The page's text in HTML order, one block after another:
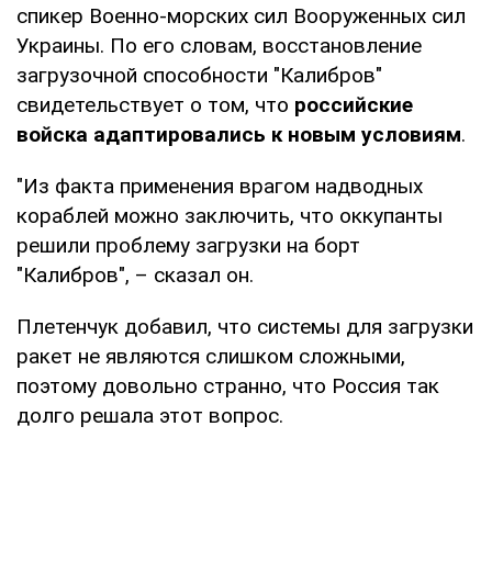
спикер Военно-морских сил Вооруженных сил
Украины. По его словам, восстановление
загрузочной способности "Калибров"
свидетельствует о том, что российские
войска адаптировались к новым условиям.
"Из факта применения врагом надводных
кораблей можно заключить, что оккупанты
решили проблему загрузки на борт
"Калибров", – сказал он.
Плетенчук добавил, что системы для загрузки
ракет не являются слишком сложными,
поэтому довольно странно, что Россия так
долго решала этот вопрос.